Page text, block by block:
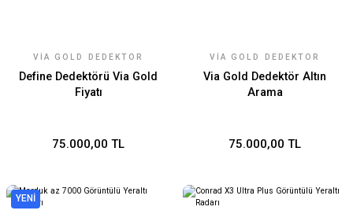
VIA GOLD DEDEKTÖR
Define Dedektörü Via Gold
Fiyatı
75.000,00 TL
VIA GOLD DEDEKTÖR
Via Gold Dedektör Altın
Arama
75.000,00 TL
YENİ